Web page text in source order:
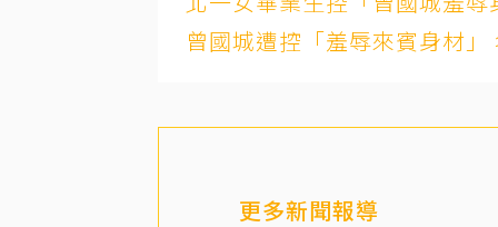
曾國城遭控「羞辱來賓身材
更多新聞報導